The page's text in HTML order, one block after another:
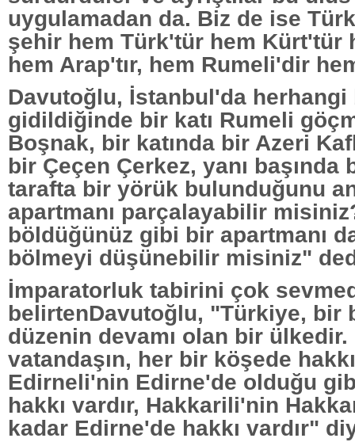
uygulamadan da. Biz de ise
şehir hem Türk'tür hem Kürt'tür
hem Arap'tır, hem Rumeli'dir
Davutoğlu, İstanbul'da herhangi
gidildiğinde bir katı Rumeli
Boşnak, bir katında bir Azeri
bir Çeçen Çerkez, yanı başında
tarafta bir yörük bulunduğunu
apartmanı parçalayabilir
böldüğünüz gibi bir apartmanı
bölmeyi düşünebilir misiniz"
İmparatorluk tabirini çok
belirtenDavutoğlu, "Türkiye, bir
düzenin devamı olan bir
vatandaşın, her bir köşede
Edirneli'nin Edirne'de olduğu
hakkı vardır, Hakkarili'nin
kadar Edirne'de hakkı vardır"